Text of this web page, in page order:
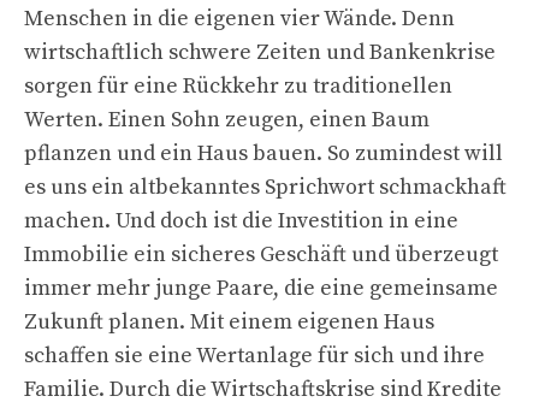
Menschen in die eigenen vier Wände. Denn
wirtschaftlich schwere Zeiten und Bankenkrise
sorgen für eine Rückkehr zu traditionellen
Werten. Einen Sohn zeugen, einen Baum
pflanzen und ein Haus bauen. So zumindest will
es uns ein altbekanntes Sprichwort schmackhaft
machen. Und doch ist die Investition in eine
Immobilie ein sicheres Geschäft und überzeugt
immer mehr junge Paare, die eine gemeinsame
Zukunft planen. Mit einem eigenen Haus
schaffen sie eine Wertanlage für sich und ihre
Familie. Durch die Wirtschaftskrise sind Kredite